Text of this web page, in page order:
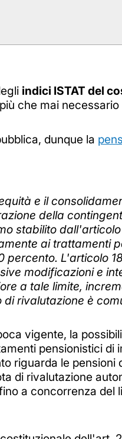
indici ISTAT del
che mai
dunque la
e il
della
stabilito
ai trattamenti
percento. L'articolo
modificazioni e
a tale limite,
rivalutazione è
vigente, la
pensionistici di
riguarda le pensioni
di rivalutazione
a concorrenza del